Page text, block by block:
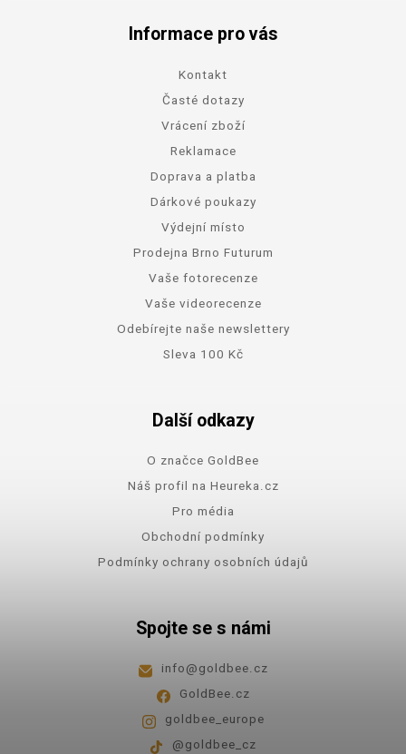
Informace pro vás
Kontakt
Časté dotazy
Vrácení zboží
Reklamace
Doprava a platba
Dárkové poukazy
Výdejní místo
Prodejna Brno Futurum
Vaše fotorecenze
Vaše videorecenze
Odebírejte naše newslettery
Sleva 100 Kč
Další odkazy
O značce GoldBee
Náš profil na Heureka.cz
Pro média
Obchodní podmínky
Podmínky ochrany osobních údajů
Spojte se s námi
info@goldbee.cz
GoldBee.cz
goldbee_europe
@goldbee_cz